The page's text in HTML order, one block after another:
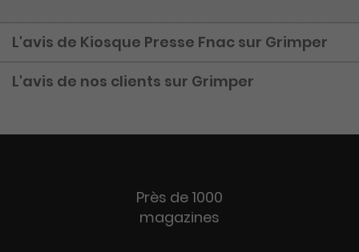
L'avis de Kiosque Presse Fnac sur Grimper
L'avis de nos clients sur Grimper
Près de 1000
magazines